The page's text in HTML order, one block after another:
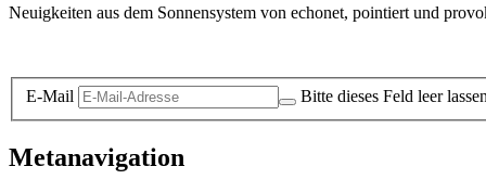
Neuigkeiten aus dem Sonnensystem von echonet, pointiert und
E-Mail Bitte dieses Feld leer
Metanavigation